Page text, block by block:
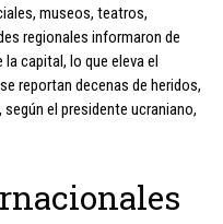
museos, teatros,
regionales informaron de
capital, lo que eleva el
reportan decenas de heridos,
el presidente ucraniano,